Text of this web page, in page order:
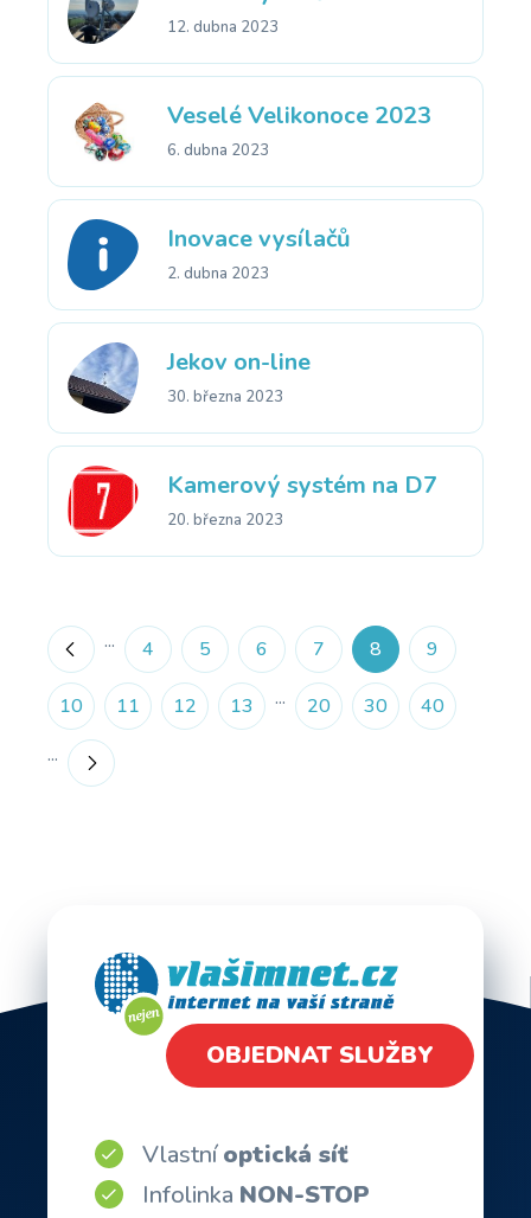
12. dubna 2023
Veselé Velikonoce 2023
6. dubna 2023
Inovace vysílačů
2. dubna 2023
Jekov on-line
30. března 2023
Kamerový systém na D7
20. března 2023
« ... 4 5 6 7 8 9
10 11 12 13 ... 20 30
40
...
»
OBJEDNAT SLUŽBY
Vlastníoptická síť
Infolinka NON-STOP